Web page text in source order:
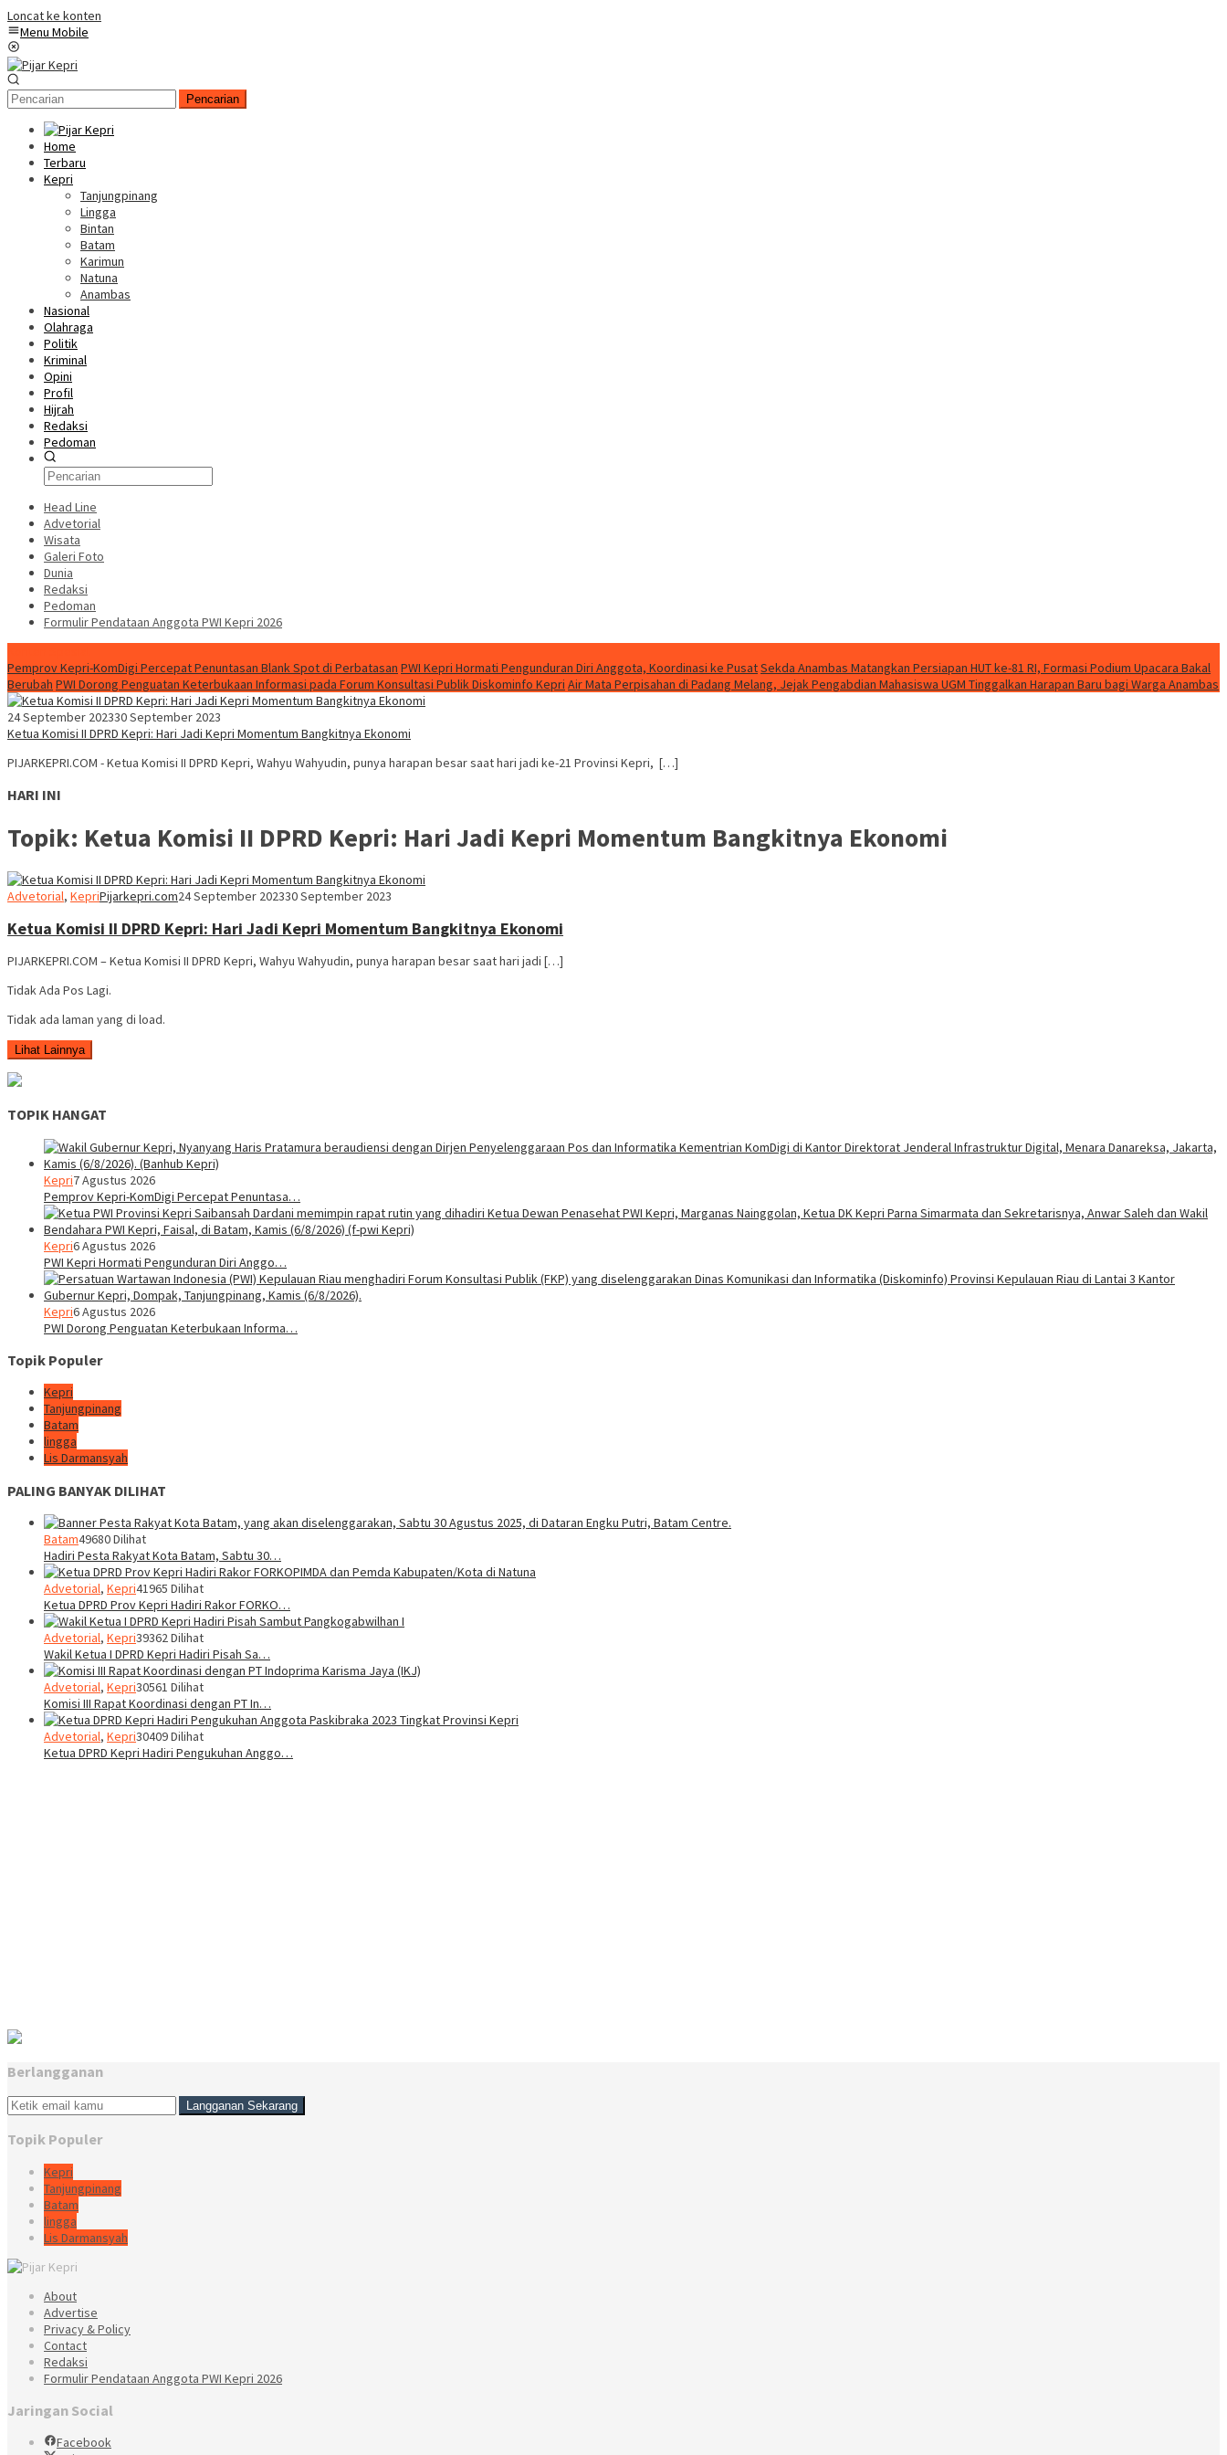
Loncat ke konten
Menu Mobile
Pencarian
Home
Terbaru
Kepri
Tanjungpinang
Lingga
Bintan
Batam
Karimun
Natuna
Anambas
Nasional
Olahraga
Politik
Kriminal
Opini
Profil
Hijrah
Redaksi
Pedoman
Head Line
Advetorial
Wisata
Galeri Foto
Dunia
Redaksi
Pedoman
Formulir Pendataan Anggota PWI Kepri 2026
Pemprov Kepri-KomDigi Percepat Penuntasan Blank Spot di Perbatasan PWI Kepri Hormati Pengunduran Diri Anggota, Koordinasi ke PusatSekda Anambas Matangkan Persiapan HUT ke-81 RI, Formasi Podium Upacara Bakal
Berubah PWI Dorong Penguatan Keterbukaan Informasi pada Forum Konsultasi Publik Diskominfo Kepri Air Mata Perpisahan di Padang Melang, Jejak Pengabdian Mahasiswa UGM Tinggalkan Harapan Baru bagi Warga Anambas
24 September 202330 September 2023
Ketua Komisi II DPRD Kepri: Hari Jadi Kepri Momentum Bangkitnya Ekonomi
PIJARKEPRI.COM - Ketua Komisi II DPRD Kepri, Wahyu Wahyudin, punya harapan besar saat hari jadi ke-21 Provinsi Kepri, […]
HARI INI
Topik: Ketua Komisi II DPRD Kepri: Hari Jadi Kepri Momentum Bangkitnya Ekonomi
Advetorial, KepriPijarkepri.com24 September 202330 September 2023
Ketua Komisi II DPRD Kepri: Hari Jadi Kepri Momentum Bangkitnya Ekonomi
PIJARKEPRI.COM – Ketua Komisi II DPRD Kepri, Wahyu Wahyudin, punya harapan besar saat hari jadi […]
Tidak Ada Pos Lagi.
Tidak ada laman yang di load.
Lihat Lainnya
TOPIK HANGAT
Kepri7 Agustus 2026
Pemprov Kepri-KomDigi Percepat Penuntasa…
Kepri6 Agustus 2026
PWI Kepri Hormati Pengunduran Diri Anggo…
Kepri6 Agustus 2026
PWI Dorong Penguatan Keterbukaan Informa…
Topik Populer
Kepri
Tanjungpinang
Batam
lingga
Lis Darmansyah
PALING BANYAK DILIHAT
Batam49680 Dilihat
Hadiri Pesta Rakyat Kota Batam, Sabtu 30…
Advetorial, Kepri41965 Dilihat
Ketua DPRD Prov Kepri Hadiri Rakor FORKO…
Advetorial, Kepri39362 Dilihat
Wakil Ketua I DPRD Kepri Hadiri Pisah Sa…
Advetorial, Kepri30561 Dilihat
Komisi III Rapat Koordinasi dengan PT In…
Advetorial, Kepri30409 Dilihat
Ketua DPRD Kepri Hadiri Pengukuhan Anggo…
Berlangganan
Topik Populer
Kepri
Tanjungpinang
Batam
lingga
Lis Darmansyah
About
Advertise
Privacy & Policy
Contact
Redaksi
Formulir Pendataan Anggota PWI Kepri 2026
Jaringan Social
Facebook